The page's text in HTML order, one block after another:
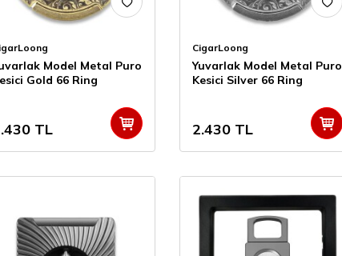
Model Metal Puro
Gold 66 Ring
TL
CigarLoong
Yuvarlak Model Metal Puro
Kesici Silver 66 Ring
2.430 TL